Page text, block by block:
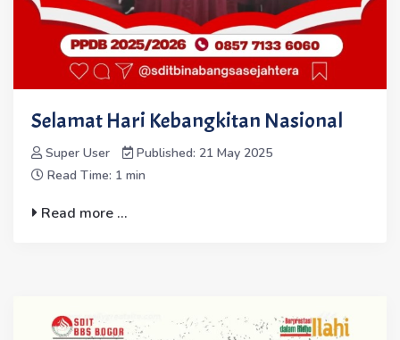
Selamat Hari Kebangkitan Nasional
Super User
Published: 21 May 2025
Read Time: 1 min
Read more ...